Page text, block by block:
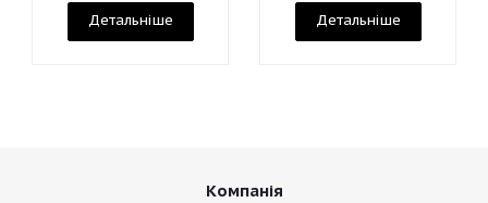
Детальніше Детальніше
Компанія